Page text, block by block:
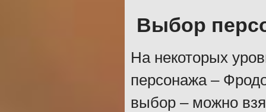
Выбор
На некоторых
персонажа –
выбор – можно